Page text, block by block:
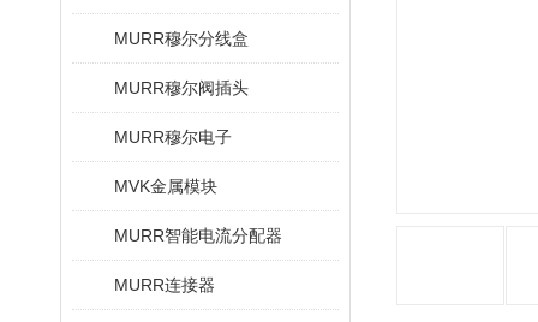
MURR穆尔分线盒
MURR穆尔阀插头
MURR穆尔电子
MVK金属模块
MURR智能电流分配器
MURR连接器